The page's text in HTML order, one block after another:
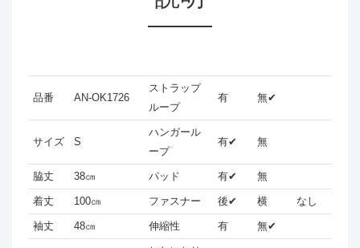
品番 AN-OK1726
ストラップ
ループ
有 無✔
サイズ S
ハンガール
ープ
有✔ 無
脇丈 38㎝ パッド 有✔ 無
着丈 100㎝ ファスナー 後✔ 横 なし
袖丈 48㎝ 伸縮性 有 無✔